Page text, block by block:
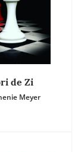
de Zi
Meyer